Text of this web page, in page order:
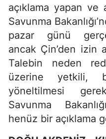
açıklama yapan ve
Savunma
pazar günü
ancak Çin’den izin
Talebin neden
üzerine yetkili,
yöneltilmesi
Savunma
henüz bir açıklama